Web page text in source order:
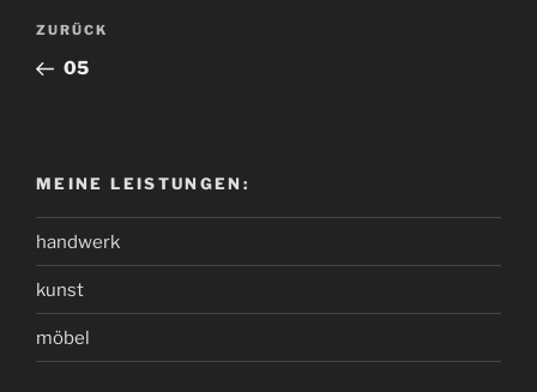
Beitragsnavigation
Vorheriger
Beitrag
ZURÜCK
05
MEINE LEISTUNGEN:
handwerk
kunst
möbel